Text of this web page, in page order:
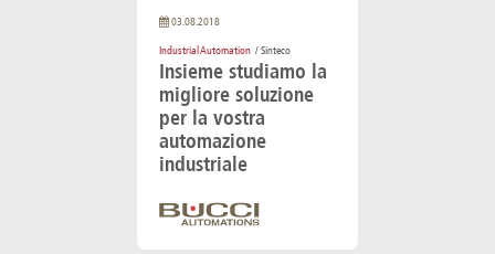
03.08.2018
Industrial Automation / Sinteco
Insieme studiamo la
migliore soluzione
per la vostra
automazione
industriale